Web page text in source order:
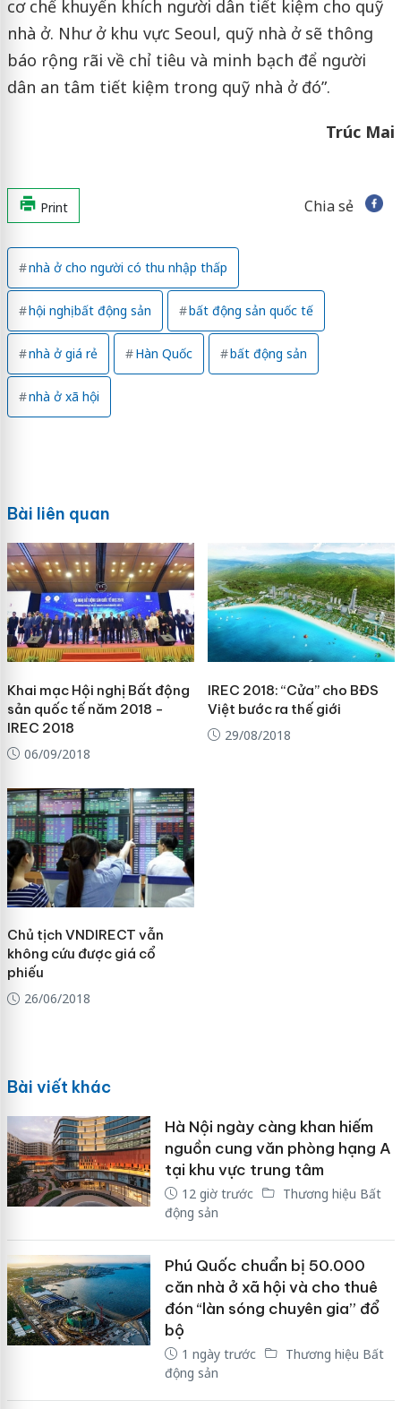
cơ chế khuyến khích người dân tiết kiệm cho quỹ
nhà ở. Như ở khu vực Seoul, quỹ nhà ở sẽ thông
báo rộng rãi về chỉ tiêu và minh bạch để người
dân an tâm tiết kiệm trong quỹ nhà ở đó”.
Trúc Mai
Print Chia sẻ
nhà ở cho người có thu nhập thấp
hội nghị bất động sản bất động sản quốc tế
nhà ở giá rẻ Hàn Quốc bất động sản
nhà ở xã hội
Bài liên quan
Khai mạc Hội nghị Bất động
sản quốc tế năm 2018 -
IREC 2018
06/09/2018
IREC 2018: “Cửa” cho BĐS
Việt bước ra thế giới
29/08/2018
Chủ tịch VNDIRECT vẫn
không cứu được giá cổ
phiếu
26/06/2018
Bài viết khác
Hà Nội ngày càng khan hiếm
nguồn cung văn phòng hạng A
tại khu vực trung tâm
12 giờ trước
Thương hiệu Bất
động sản
Phú Quốc chuẩn bị 50.000
căn nhà ở xã hội và cho thuê
đón “làn sóng chuyên gia” đổ
bộ
1 ngày trước
Thương hiệu Bất
động sản